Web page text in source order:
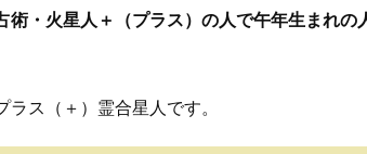
術・火星人＋（プラス）の人で午年生まれの
ラス（＋）霊合星人です。